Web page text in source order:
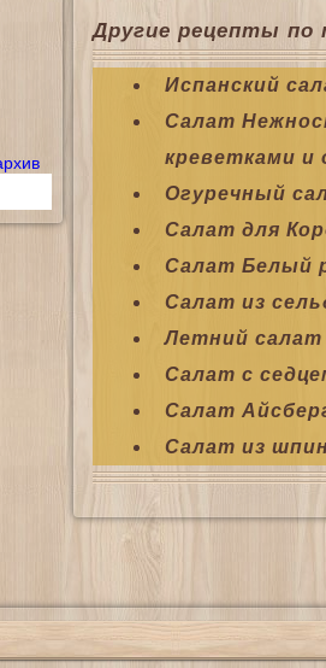
Другие рецепты по
Испанский
Салат
креветками и
Огуречный
Салат для
Салат Белый
Салат из
Летний салат
Салат с
Салат
Салат из